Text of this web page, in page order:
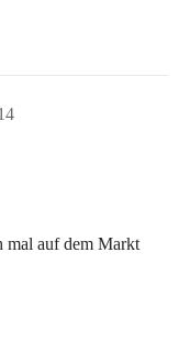
auf dem Markt